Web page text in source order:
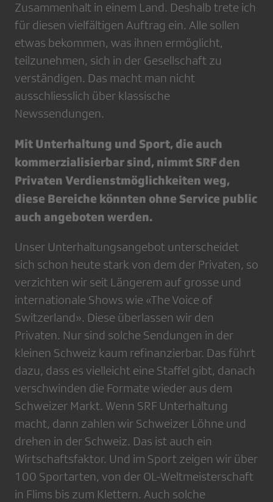
Zusammenhalt in einem Land. Deshalb trete ich
für diesen vielfältigen Auftrag ein. Alle sollen
etwas bekommen, was ihnen ermöglicht,
teilzunehmen, sich in der Gesellschaft zu
verständigen. Das macht man nicht
ausschliesslich über klassische
Newssendungen.
Mit Unterhaltung und Sport, die auch
kommerzialisierbar sind, nimmt SRF den
Privaten Verdienstmöglichkeiten weg,
diese Bereiche könnten ohne Service public
auch angeboten werden.
Unser Unterhaltungsangebot unterscheidet
sich schon heute stark von dem der Privaten, so
verzichten wir seit Längerem auf grosse und
internationale Shows wie «The Voice of
Switzerland». Diese überlassen wir den
Privaten. Nur sind solche Sendungen in der
kleinen Schweiz kaum refinanzierbar. Das führt
dazu, dass es vielleicht eine Staffel gibt, danach
verschwinden die Formate wieder aus dem
Schweizer Markt. Wenn SRF Unterhaltung
macht, dann zahlen wir Schweizer Löhne und
drehen in der Schweiz. Das ist auch ein
Wirtschaftsfaktor. Und im Sport zeigen wir über
100 Sportarten, von der OL-Weltmeisterschaft
in Flims bis zum Klettern. Auch solche